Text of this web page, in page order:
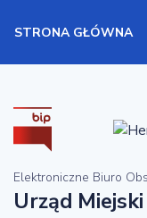
STRONA GŁÓWNA
Elektroniczne Biuro
Urząd